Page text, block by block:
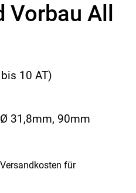
Vorbau All
10 AT)
31,8mm, 90mm
Versandkosten für